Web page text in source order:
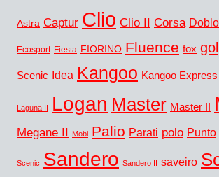
Astra Captur Clio Clio II Corsa Doblo
Ecosport Fiesta FIORINO Fluence fox gol
Scenic Idea Kangoo Kangoo Express
Laguna II Logan Master Master II
Megane II Mobi Palio Parati polo Punto
Scenic Sandero Sandero II saveiro